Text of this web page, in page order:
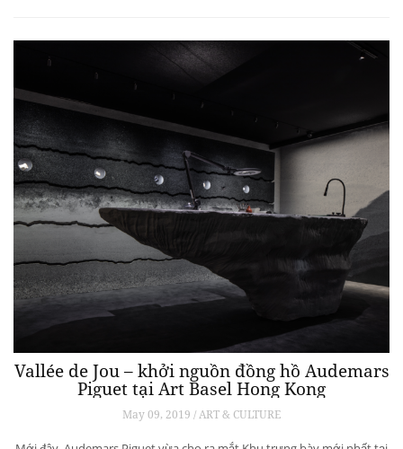
Vallée de Jou – khởi nguồn đồng hồ Audemars
Piguet tại Art Basel Hong Kong
May 09, 2019 / ART & CULTURE